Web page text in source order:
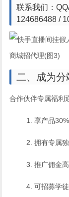
联系我们：
124686488 /
二、成为分
合作伙伴专属福利
享产品
拥有专属
推广佣金
可招募学